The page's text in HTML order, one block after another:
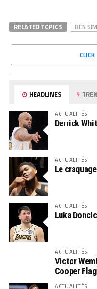
RELATED TOPICS BEN
HEADLINES
ACTUALITÉS
Derrick
ACTUALITÉS
Le
ACTUALITÉS
Luka
ACTUALITÉS
Victor
Cooper
ACTUALITÉS